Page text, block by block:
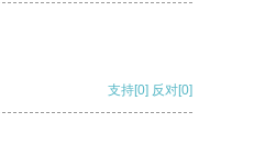
支持[0] 反对[0]